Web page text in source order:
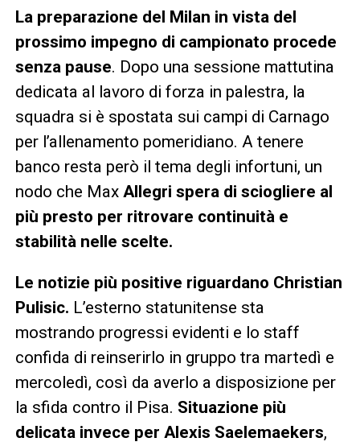
La preparazione del Milan in vista del
prossimo impegno di campionato procede
senza pause. Dopo una sessione mattutina
dedicata al lavoro di forza in palestra, la
squadra si è spostata sui campi di Carnago
per l’allenamento pomeridiano. A tenere
banco resta però il tema degli infortuni, un
nodo che Max Allegri spera di sciogliere al
più presto per ritrovare continuità e
stabilità nelle scelte.
Le notizie più positive riguardano Christian
Pulisic. L’esterno statunitense sta
mostrando progressi evidenti e lo staff
confida di reinserirlo in gruppo tra martedì e
mercoledì, così da averlo a disposizione per
la sfida contro il Pisa. Situazione più
delicata invece per Alexis Saelemaekers,